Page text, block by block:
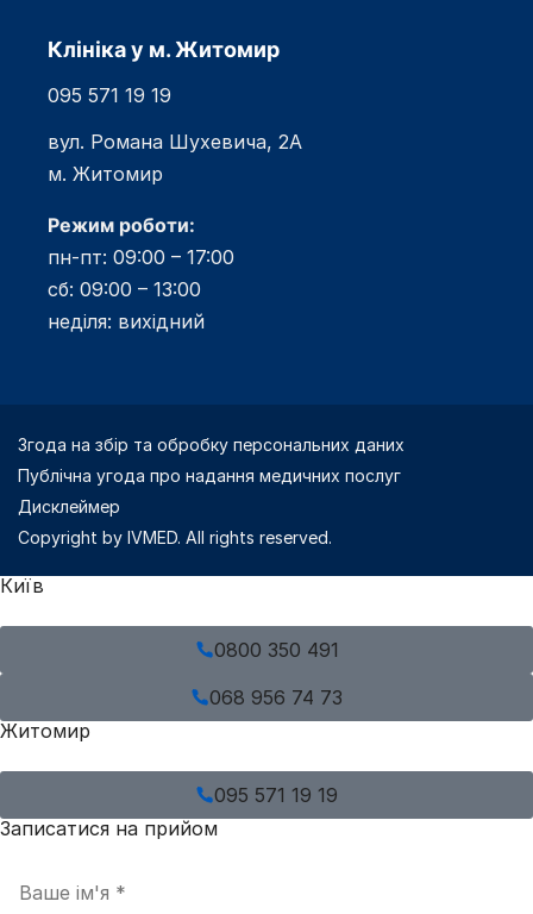
Клініка у м. Житомир
095 571 19 19
вул. Романа Шухевича, 2А
м. Житомир
Режим роботи:
пн-пт: 09:00 – 17:00
сб: 09:00 – 13:00
неділя: вихідний
Згода на збір та обробку персональних даних
Публічна угода про надання медичних послуг
Дисклеймер
Copyright by IVMED. All rights reserved.
Київ
0800 350 491
068 956 74 73
Житомир
095 571 19 19
Записатися на прийом